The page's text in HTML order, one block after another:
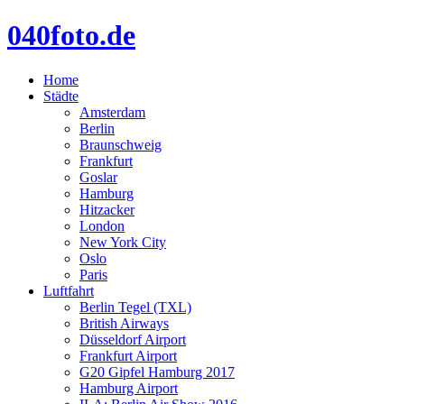
040foto.de
Home
Städte
Amsterdam
Berlin
Braunschweig
Frankfurt
Goslar
Hamburg
Hitzacker
London
New York City
Oslo
Paris
Luftfahrt
Berlin Tegel (TXL)
British Airways
Düsseldorf Airport
Frankfurt Airport
G20 Gipfel Hamburg 2017
Hamburg Airport